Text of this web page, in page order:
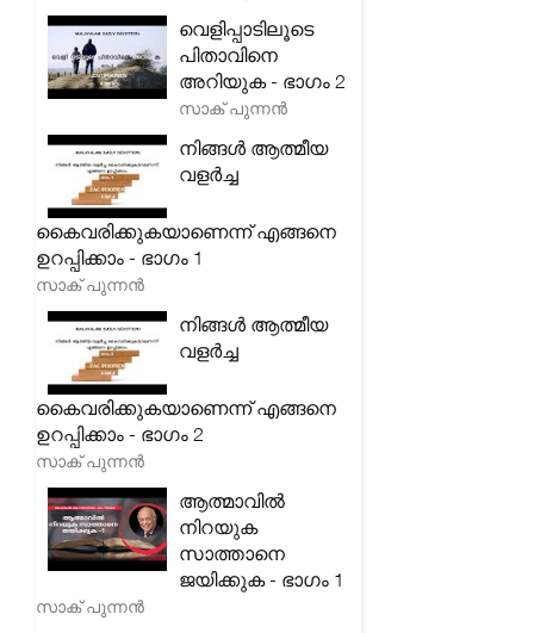
വെളിപ്പാടിലൂടെ
പിതാവിനെ
അറിയുക - ഭാഗം 2
സാക് പുന്നൻ
നിങ്ങൾ ആത്മീയ
വളർച്ച
കൈവരിക്കുകയാണെന്ന് എങ്ങനെ
ഉറപ്പിക്കാം - ഭാഗം 1
സാക് പുന്നൻ
നിങ്ങൾ ആത്മീയ
വളർച്ച
കൈവരിക്കുകയാണെന്ന് എങ്ങനെ
ഉറപ്പിക്കാം - ഭാഗം 2
സാക് പുന്നൻ
ആത്മാവിൽ
നിറയുക
സാത്താനെ
ജയിക്കുക - ഭാഗം 1
സാക് പുന്നൻ